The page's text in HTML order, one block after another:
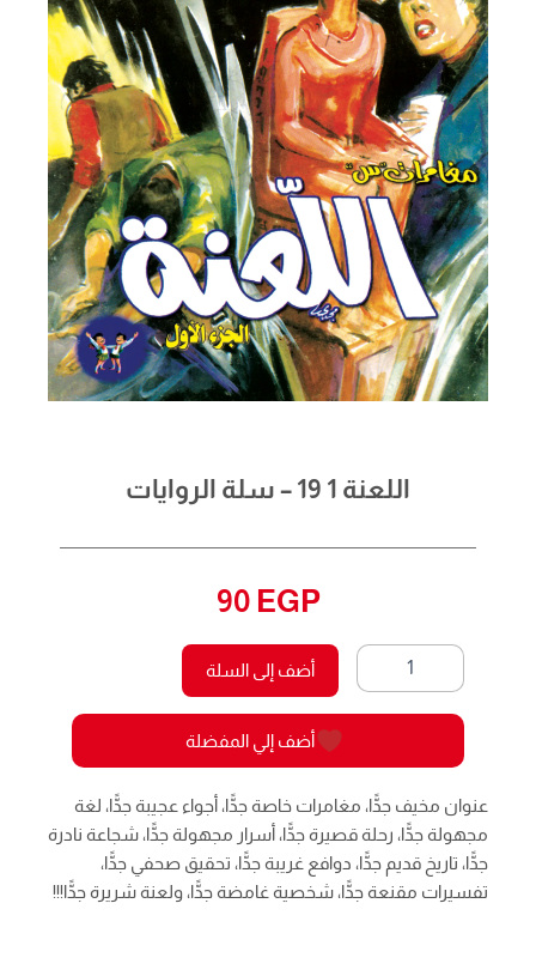
اللعنة 1 19 – سلة الروايات
90 EGP
كمية
اللعنة
19
الروايات
أضف إلى السلة
أضف إلي المفضلة
عنوان مخيف جدًّا، مغامرات خاصة جدًّا، أجواء عجيبة جدًّا، لغة
مجهولة جدًّا، رحلة قصيرة جدًّا، أسرار مجهولة جدًّا، شجاعة نادرة
جدًّا، تاريخ قديم جدًّا، دوافع غريبة جدًّا، تحقيق صحفي جدًّا،
تفسيرات مقنعة جدًّا، شخصية غامضة جدًّا، ولعنة شريرة جدًّا!!!